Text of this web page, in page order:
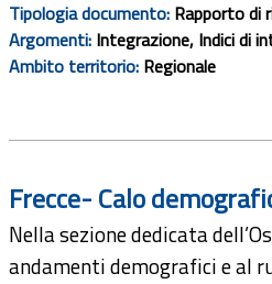
Tipologia documento: Rapporto di
Argomenti: Integrazione, Indici di
Ambito territorio: Regionale
Frecce- Calo
Nella sezione dedicata
andamenti demografici e al